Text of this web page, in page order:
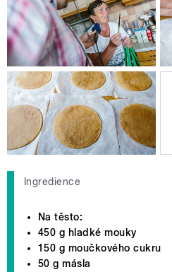
Ingredience
Na těsto:
450 g hladké mouky
150 g moučkového cukru
50 g másla